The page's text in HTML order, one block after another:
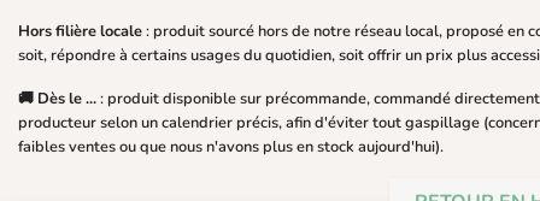
Hors filière locale: produit sourcé hors de notre réseau local, proposé en
soit, répondre à certains usages du quotidien, soit offrir un prix plus
🚚 Dès le ...: produit disponible sur précommande, commandé
producteur selon un calendrier précis, afin d'éviter tout gaspillage
faibles ventes ou que nous n'avons plus en stock aujourd'hui).